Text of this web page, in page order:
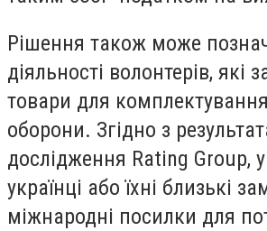
Рішення також може
діяльності волонтерів, які
товари для
оборони. Згідно з
дослідження Rating Group,
українці або їхні близькі
міжнародні посилки для